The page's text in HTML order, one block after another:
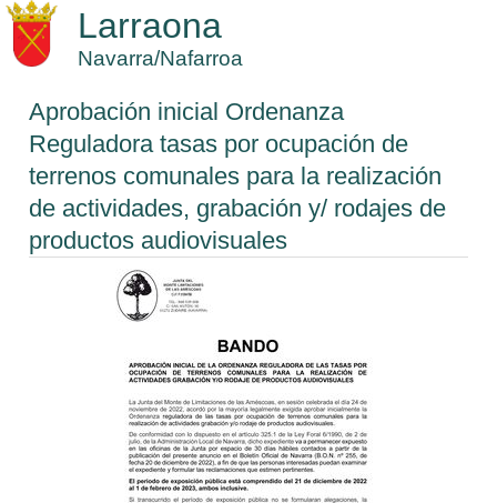
Larraona
Navarra/Nafarroa
Aprobación inicial Ordenanza
Reguladora tasas por ocupación de
terrenos comunales para la realización
de actividades, grabación y/ rodajes de
productos audiovisuales